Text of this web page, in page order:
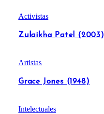
Activistas
Zulaikha Patel (2003)
Artistas
Grace Jones (1948)
Intelectuales